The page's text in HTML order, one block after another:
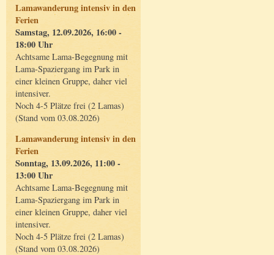
Lamawanderung intensiv in den
Ferien
Samstag, 12.09.2026, 16:00 -
18:00 Uhr
Achtsame Lama-Begegnung mit
Lama-Spaziergang im Park in
einer kleinen Gruppe, daher viel
intensiver.
Noch 4-5 Plätze frei (2 Lamas)
(Stand vom 03.08.2026)
Lamawanderung intensiv in den
Ferien
Sonntag, 13.09.2026, 11:00 -
13:00 Uhr
Achtsame Lama-Begegnung mit
Lama-Spaziergang im Park in
einer kleinen Gruppe, daher viel
intensiver.
Noch 4-5 Plätze frei (2 Lamas)
(Stand vom 03.08.2026)